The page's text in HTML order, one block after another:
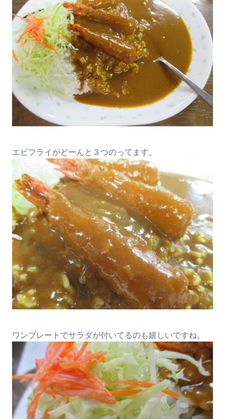
エビフライがどーんと３つのってます。
ワンプレートでサラダが付いてるのも嬉しいですね。